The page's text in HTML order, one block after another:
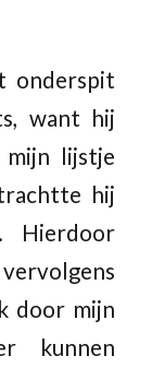
onderspit
want hij
mijn lijstje
hij
Hierdoor
door mijn
kunnen